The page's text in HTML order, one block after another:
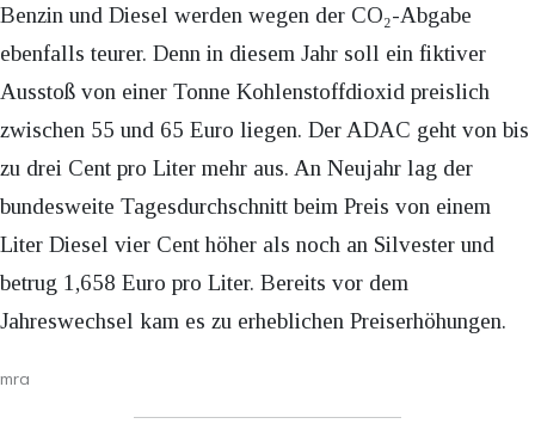
Benzin und Diesel werden wegen der CO₂-Abgabe
ebenfalls teurer. Denn in diesem Jahr soll ein fiktiver
Ausstoß von einer Tonne Kohlenstoffdioxid preislich
zwischen 55 und 65 Euro liegen. Der ADAC geht von bis
zu drei Cent pro Liter mehr aus. An Neujahr lag der
bundesweite Tagesdurchschnitt beim Preis von einem
Liter Diesel vier Cent höher als noch an Silvester und
betrug 1,658 Euro pro Liter. Bereits vor dem
Jahreswechsel kam es zu erheblichen Preiserhöhungen.
mra